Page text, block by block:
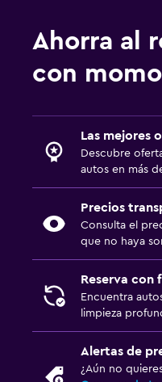
Ahorra al
con
Las mejores
Descubre
autos en más
Precios
Consulta el
que no haya
Reserva con
Encuentra
limpieza
Alertas de
¿Aún no